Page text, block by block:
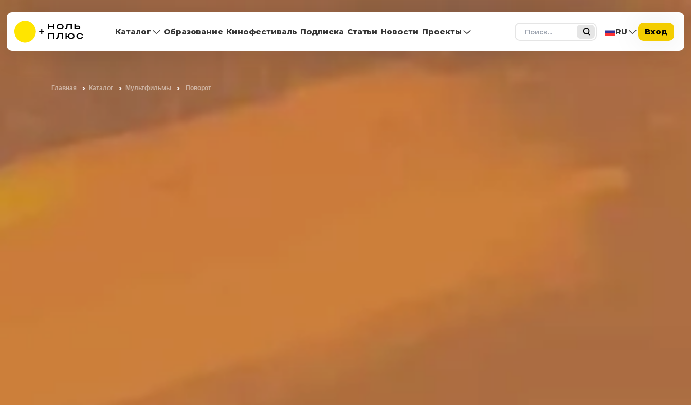
Каталог Образование Кинофестиваль Подписка Статьи Новости Проекты Поиск RU Вход
Главная Каталог Мультфильмы Поворот